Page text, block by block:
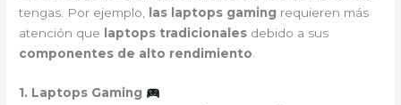
tengas. Por ejemplo, las laptops gaming requieren más
atención que laptops tradicionales debido a sus
componentes de alto rendimiento
1. Laptops Gaming